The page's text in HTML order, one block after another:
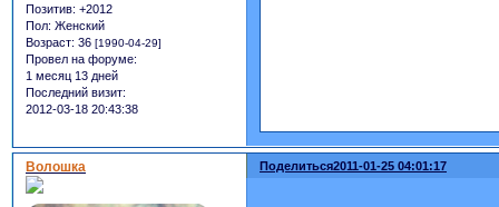
Позитив: +2012
Пол: Женский
Возраст: 36 [1990-04-29]
Провел на форуме:
1 месяц 13 дней
Последний визит:
2012-03-18 20:43:38
Поделиться2011-01-25 04:01:17
Волошка